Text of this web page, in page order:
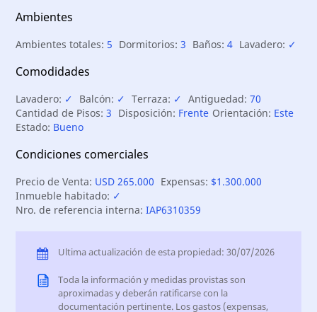
Ambientes
Ambientes totales: 5 Dormitorios:3 Baños:4 Lavadero: ✓
Comodidades
Lavadero: ✓ Balcón: ✓ Terraza: ✓ Antiguedad:70
Cantidad de Pisos:3 Disposición: Frente Orientación: Este
Estado: Bueno
Condiciones comerciales
Precio de Venta: USD 265.000 Expensas: $1.300.000
Inmueble habitado: ✓
Nro. de referencia interna:IAP6310359
Ultima actualización de esta propiedad: 30/07/2026
Toda la información y medidas provistas son
aproximadas y deberán ratificarse con la
documentación pertinente. Los gastos (expensas,